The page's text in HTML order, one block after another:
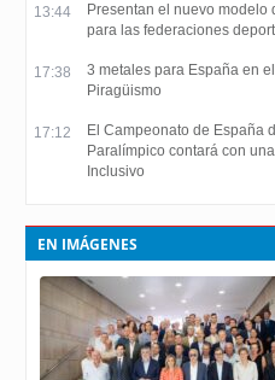
13:44
Presentan el nuevo
para las federaciones
17:38
3 metales para España en
Piragüismo
17:12
El Campeonato de España
Paralímpico contará con
Inclusivo
EN IMÁGENES